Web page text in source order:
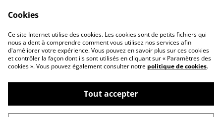
Politique de
confidentialité
Politique de cookies
©2026Marivière - Délices à base de plantes
Cookies
Ce site Internet utilise des cookies. Les cookies sont de petits fichiers qui
nous aident à comprendre comment vous utilisez nos services afin
d'améliorer votre expérience. Vous pouvez en savoir plus sur ces cookies
et contrôler la façon dont ils sont utilisés en cliquant sur « Paramètres des
cookies ». Vous pouvez également consulter notre politique de cookies.
Tout accepter